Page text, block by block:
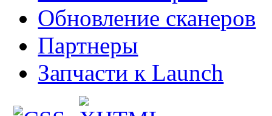
Обновление сканеров
Партнеры
Запчасти к Launch